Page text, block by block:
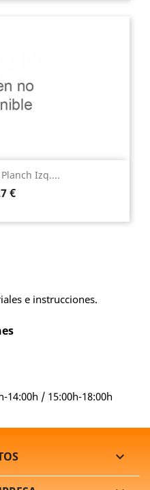
Izq....
€
e instrucciones.
14:00h / 15:00h-18:00h
